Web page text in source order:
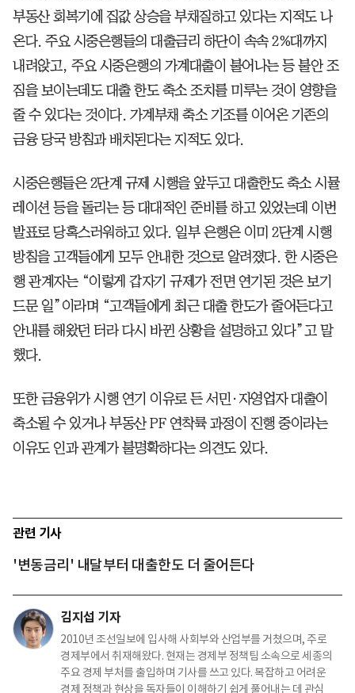
부동산 회복기에 집값 상승을 부채질하고 있다는 지적도 나
온다. 주요 시중은행들의 대출금리 하단이 속속 2%대까지
내려앉고, 주요 시중은행의 가계대출이 불어나는 등 불안 조
짐을 보이는데도 대출 한도 축소 조치를 미루는 것이 영향을
줄 수 있다는 것이다. 가계부채 축소 기조를 이어온 기존의
금융 당국 방침과 배치된다는 지적도 있다.
시중은행들은 2단계 규제 시행을 앞두고 대출한도 축소 시뮬
레이션 등을 돌리는 등 대대적인 준비를 하고 있었는데 이번
발표로 당혹스러워하고 있다. 일부 은행은 이미 2단계 시행
방침을 고객들에게 모두 안내한 것으로 알려졌다. 한 시중은
행 관계자는 “이렇게 갑자기 규제가 전면 연기된 것은 보기
드문 일”이라며 “고객들에게 최근 대출 한도가 줄어든다고
안내를 해왔던 터라 다시 바뀐 상황을 설명하고 있다”고 말
했다.
또한 금융위가 시행 연기 이유로 든 서민·자영업자 대출이
축소될 수 있거나 부동산 PF 연착륙 과정이 진행 중이라는
이유도 인과 관계가 불명확하다는 의견도 있다.
관련 기사
'변동금리' 내달부터 대출한도 더 줄어든다
김지섭 기자
2010년 조선일보에 입사해 사회부와 산업부를 거쳤으며, 주로
경제부에서 취재해왔다. 현재는 경제부 정책팀 소속으로 세종의
주요 경제 부처를 출입하며 기사를 쓰고 있다. 복잡하고 어려운
경제 정책과 현상을 독자들이 이해하기 쉽게 풀어내는 데 관심